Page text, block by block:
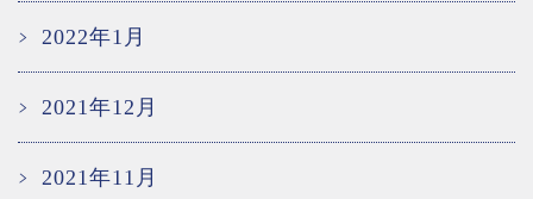
2022年1月
2021年12月
2021年11月